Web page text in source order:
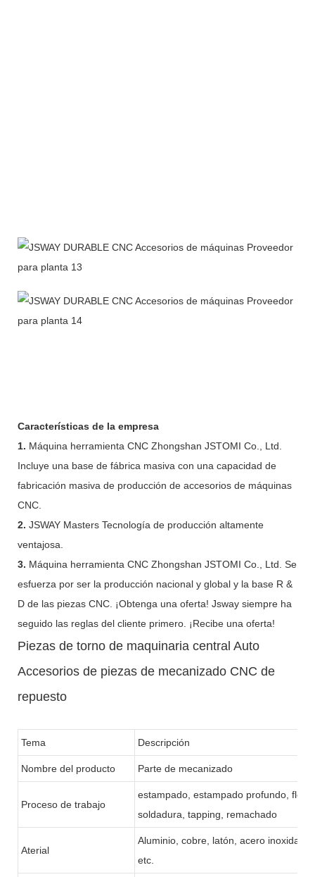
Características de la empresa
1. Máquina herramienta CNC Zhongshan JSTOMI Co., Ltd.
Incluye una base de fábrica masiva con una capacidad de
fabricación masiva de producción de accesorios de máquinas
CNC.
2. JSWAY Masters Tecnología de producción altamente
ventajosa.
3. Máquina herramienta CNC Zhongshan JSTOMI Co., Ltd. Se
esfuerza por ser la producción nacional y global y la base R &
D de las piezas CNC. ¡Obtenga una oferta! Jsway siempre ha
seguido las reglas del cliente primero. ¡Recibe una oferta!
Piezas de torno de maquinaria central Auto
Accesorios de piezas de mecanizado CNC de
repuesto
Tema Descripción
Nombre del producto Parte de mecanizado
Proceso de trabajo
estampado, estampado profundo,
soldadura, tapping, remachado
Aterial
Aluminio, cobre, latón, acero
etc.